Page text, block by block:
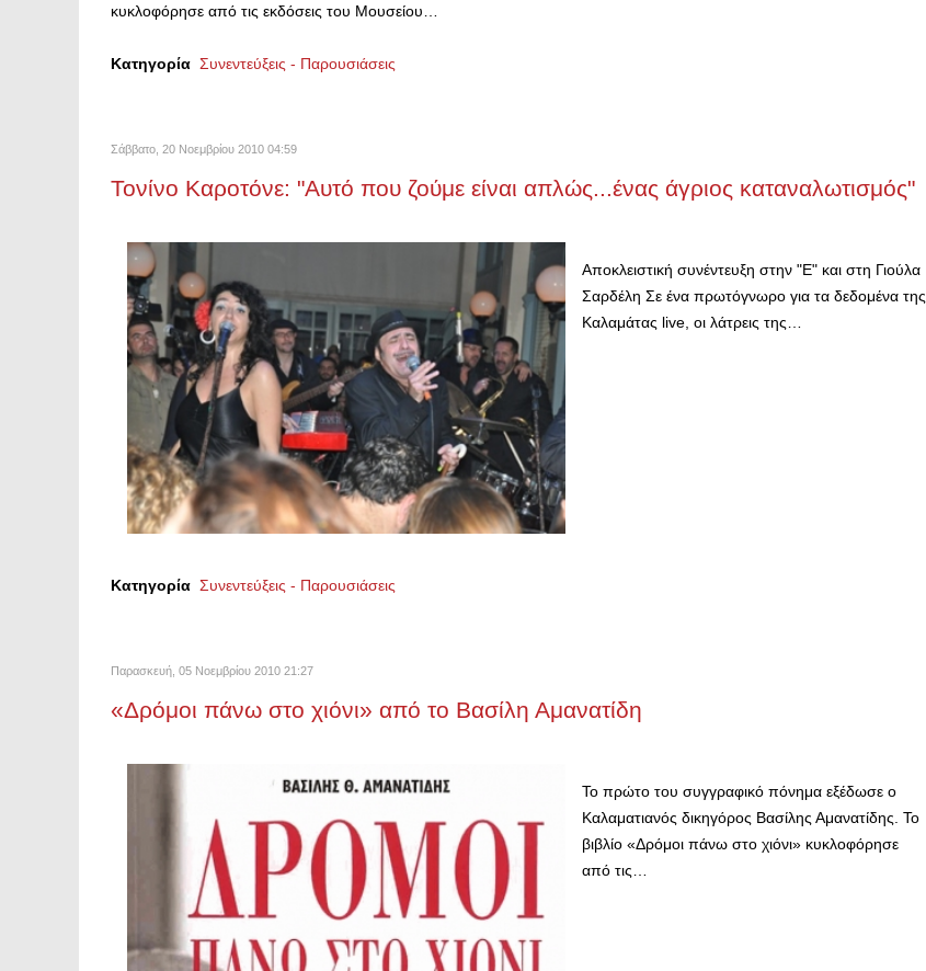
κυκλοφόρησε από τις εκδόσεις του Μουσείου…
Κατηγορία Συνεντεύξεις - Παρουσιάσεις
Σάββατο, 20 Νοεμβρίου 2010 04:59
Τονίνο Καροτόνε: "Αυτό που ζούμε είναι απλώς...ένας άγριος καταναλωτισμός"
Αποκλειστική συνέντευξη στην "Ε" και στη Γιούλα
Σαρδέλη Σε ένα πρωτόγνωρο για τα δεδομένα της
Καλαμάτας live, οι λάτρεις της…
Κατηγορία Συνεντεύξεις - Παρουσιάσεις
Παρασκευή, 05 Νοεμβρίου 2010 21:27
«Δρόμοι πάνω στο χιόνι» από το Βασίλη Αμανατίδη
Το πρώτο του συγγραφικό πόνημα εξέδωσε ο
Καλαματιανός δικηγόρος Βασίλης Αμανατίδης. Το
βιβλίο «Δρόμοι πάνω στο χιόνι» κυκλοφόρησε
από τις…